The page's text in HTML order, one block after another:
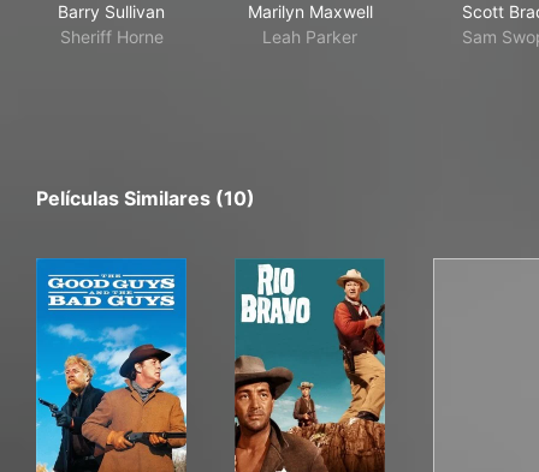
Barry Sullivan
Sheriff Horne
Marilyn Maxwell
Leah Parker
Scott
Sam
Películas Similares (10)